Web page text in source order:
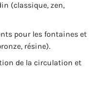
(classique, zen,
pour les fontaines et
résine).
de la circulation et